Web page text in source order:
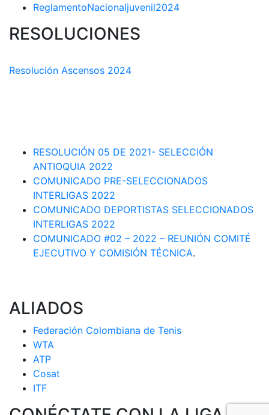
ReglamentoNacionaljuvenil2024
RESOLUCIONES
Resolución Ascensos 2024
RESOLUCIÓN 05 DE 2021- SELECCIÓN
ANTIOQUIA 2022
COMUNICADO PRE-SELECCIONADOS
INTERLIGAS 2022
COMUNICADO DEPORTISTAS SELECCIONADOS
INTERLIGAS 2022
COMUNICADO #02 – 2022 – REUNIÓN COMITÉ
EJECUTIVO Y COMISIÓN TÉCNICA.
ALIADOS
Federación Colombiana de Tenis
WTA
ATP
Cosat
ITF